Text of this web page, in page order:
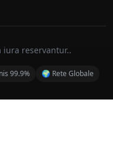
iura reservantur..
99.9% 🌍 Rete Globale